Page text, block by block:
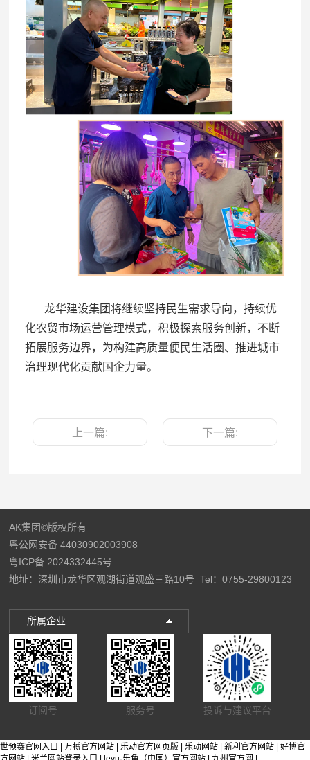
龙华建设集团将继续坚持民生需求导向，持续优
化农贸市场运营管理模式，积极探索服务创新，不断
拓展服务边界，为构建高质量便民生活圈、推进城市
治理现代化贡献国企力量。
上一篇: 下一篇:
AK集团©版权所有
粤公网安备 44030902003908
粤ICP备 2024332445号
地址：深圳市龙华区观湖街道观盛三路10号 Tel：0755-29800123
所属企业
订阅号 服务号 投诉与建议平台
世预赛官网入口 | 万搏官方网站 | 乐动官方网页版 | 乐动网站 | 新利官方网站 | 好博官